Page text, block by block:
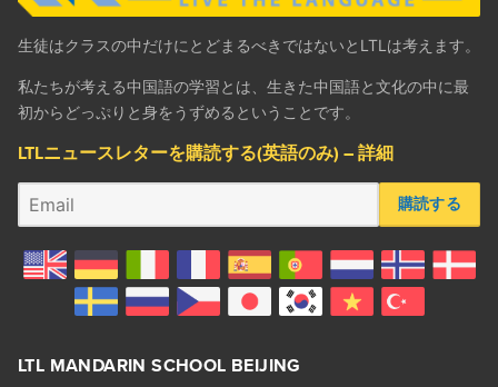
生徒はクラスの中だけにとどまるべきではないとLTLは考えます。
私たちが考える中国語の学習とは、生きた中国語と文化の中に最
初からどっぷりと身をうずめるということです。
LTLニュースレターを購読する(英語のみ) – 詳細
購読する
LTL MANDARIN SCHOOL BEIJING